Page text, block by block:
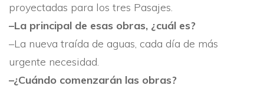
pro­yectadas para los tres Pasajes.
–La principal de esas obras, ¿cuál es?
–La nueva traí­da de aguas, cada dí­a de más
urgente necesidad.
–¿Cuándo comenzarán las obras?